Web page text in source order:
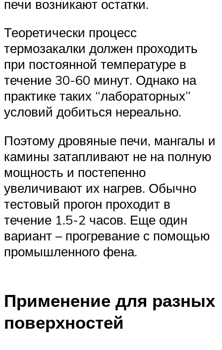
печи возникают остатки.
Теоретически процесс
термозакалки должен проходить
при постоянной температуре в
течение 30-60 минут. Однако на
практике таких “лабораторных”
условий добиться нереально.
Поэтому дровяные печи, мангалы и
камины затапливают не на полную
мощность и постепенно
увеличивают их нагрев. Обычно
тестовый прогон проходит в
течение 1.5-2 часов. Еще один
вариант – прогревание с помощью
промышленного фена.
Применение для разных
поверхностей